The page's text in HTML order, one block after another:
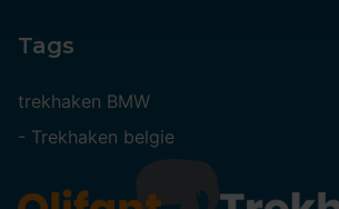
Tags
trekhaken BMW
- Trekhaken belgie